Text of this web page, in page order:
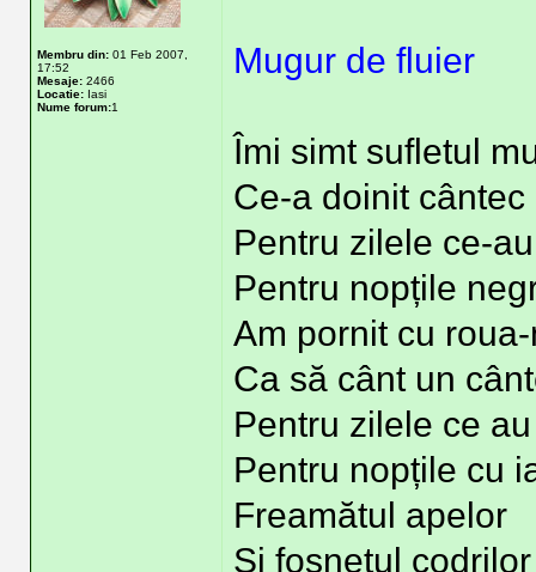
Membru din: 01 Feb 2007,
17:52
Mesaje: 2466
Locatie: Iasi
Nume forum:1
Mugur de fluier
Îmi simt sufletul
Ce-a doinit cântec
Pentru zilele ce-
Pentru nopțile
Am pornit cu
Ca să cânt un
Pentru zilele ce
Pentru nopțile cu
Freamătul apelor
Și foșnetul codrilor